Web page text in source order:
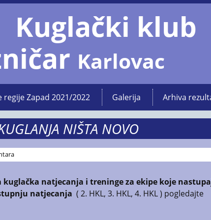
Kuglački klub
Karlovac
regije Zapad 2021/2022 Galerija Arhiva
NIŠTA NOVO
kuglačka natjecanja i treninge za ekipe koje
natjecanja ( 2. HKL, 3. HKL, 4. HKL ) pogledajte